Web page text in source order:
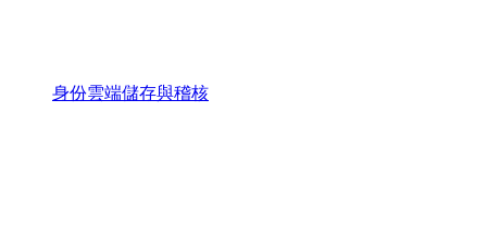
身份雲端儲存與稽核